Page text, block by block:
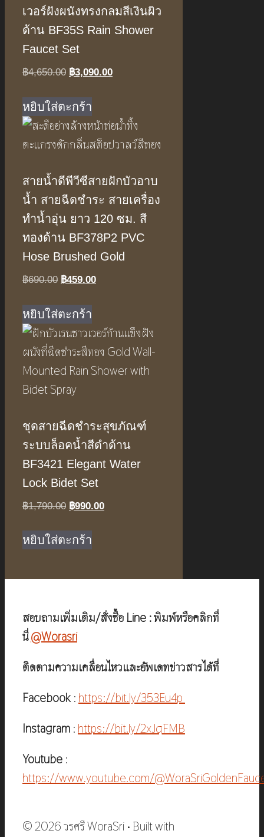
เวอร์ฝังผนังทรงกลมสีเงินผิว
ด้าน BF35S Rain Shower
Faucet Set
฿4,650.00 Original
was:
฿4,650.00.
฿3,090.00Current
฿3,090.00.
หยิบใส่ตะกร้า
สายน้ำดีพีวีซีสายฝักบัวอาบ
น้ำ สายฉีดชำระ สายเครื่อง
ทำน้ำอุ่น ยาว 120 ซม. สี
ทองด้าน BF378P2 PVC
Hose Brushed Gold
฿690.00 Original
was:
฿690.00.
฿459.00Current
฿459.00.
หยิบใส่ตะกร้า
ชุดสายฉีดชำระสุขภัณฑ์
ระบบล็อคน้ำสีดำด้าน
BF3421 Elegant Water
Lock Bidet Set
฿1,790.00 Original
was:
฿1,790.00.
฿990.00Current
หยิบใส่ตะกร้า
สอบถามเพิ่มเติม/สั่งซื้อ Line : พิมพ์หรือคลิกที่
นี่@Worasri
ติดตามความเคลื่อนไหวและอัพเดทข่าวสารได้ที่
Facebook : https://bit.ly/353Eu4p
Instagram : https://bit.ly/2xJqFMB
Youtube :
https://www.youtube.com/
© 2026 วรศรี WoraSri • Built with